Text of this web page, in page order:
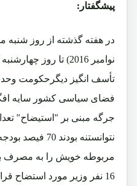
پیشگفتار:
تأسف انگیز دیگرحکومت
فضای سیاسی کشور سایه
جرگه مبنی بر "استیضاح"
مربوطه خویش را به مصرف
16 نفر وزیر مورد استضاح